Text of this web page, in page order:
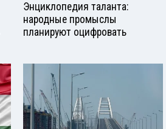
Энциклопедия таланта:
народные промыслы
планируют оцифровать